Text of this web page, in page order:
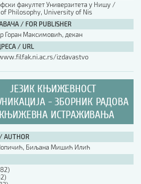
факултет Универзитета у Нишу /
Philosophy, University of Nis
/ FOR PUBLISHER
Горан Максимовић, декан
/ URL
izdavastvo
ЈЕЗИК КЊИЖЕВНОСТ
- ЗБОРНИК РАДОВА
ИСТРАЖИВАЊА
Биљана Мишић Илић